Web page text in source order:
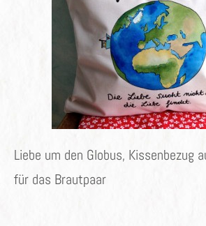
Liebe um den Globus, Kissenbezug
für das Brautpaar